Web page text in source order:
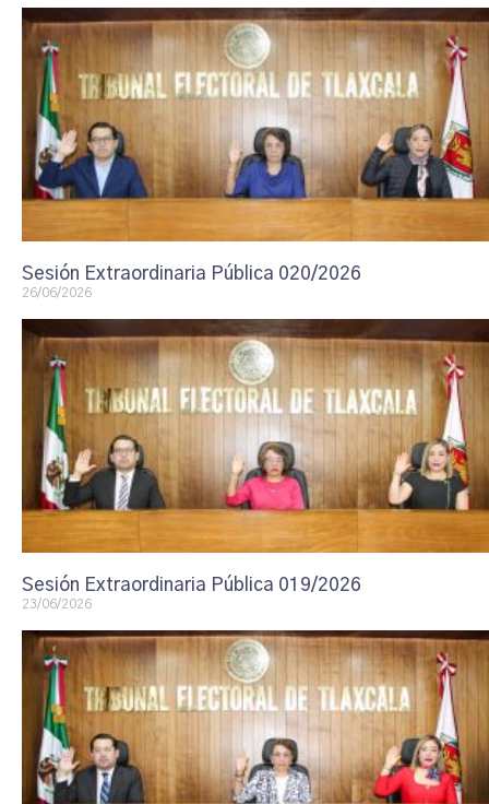
Sesión Extraordinaria Pública 020/2026
26/06/2026
Sesión Extraordinaria Pública 019/2026
23/06/2026